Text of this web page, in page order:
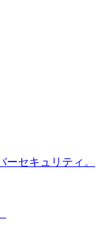
セキュリティ。